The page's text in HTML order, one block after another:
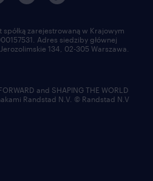
zarejestrowaną w Krajowym
Adres siedziby głównej
134, 02-305 Warszawa.
and SHAPING THE WORLD
Randstad N.V. © Randstad N.V